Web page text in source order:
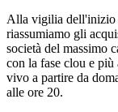
Alla vigilia dell'inizio
riassumiamo gli
società del massimo
con la fase clou e più
vivo a partire da
alle ore 20.